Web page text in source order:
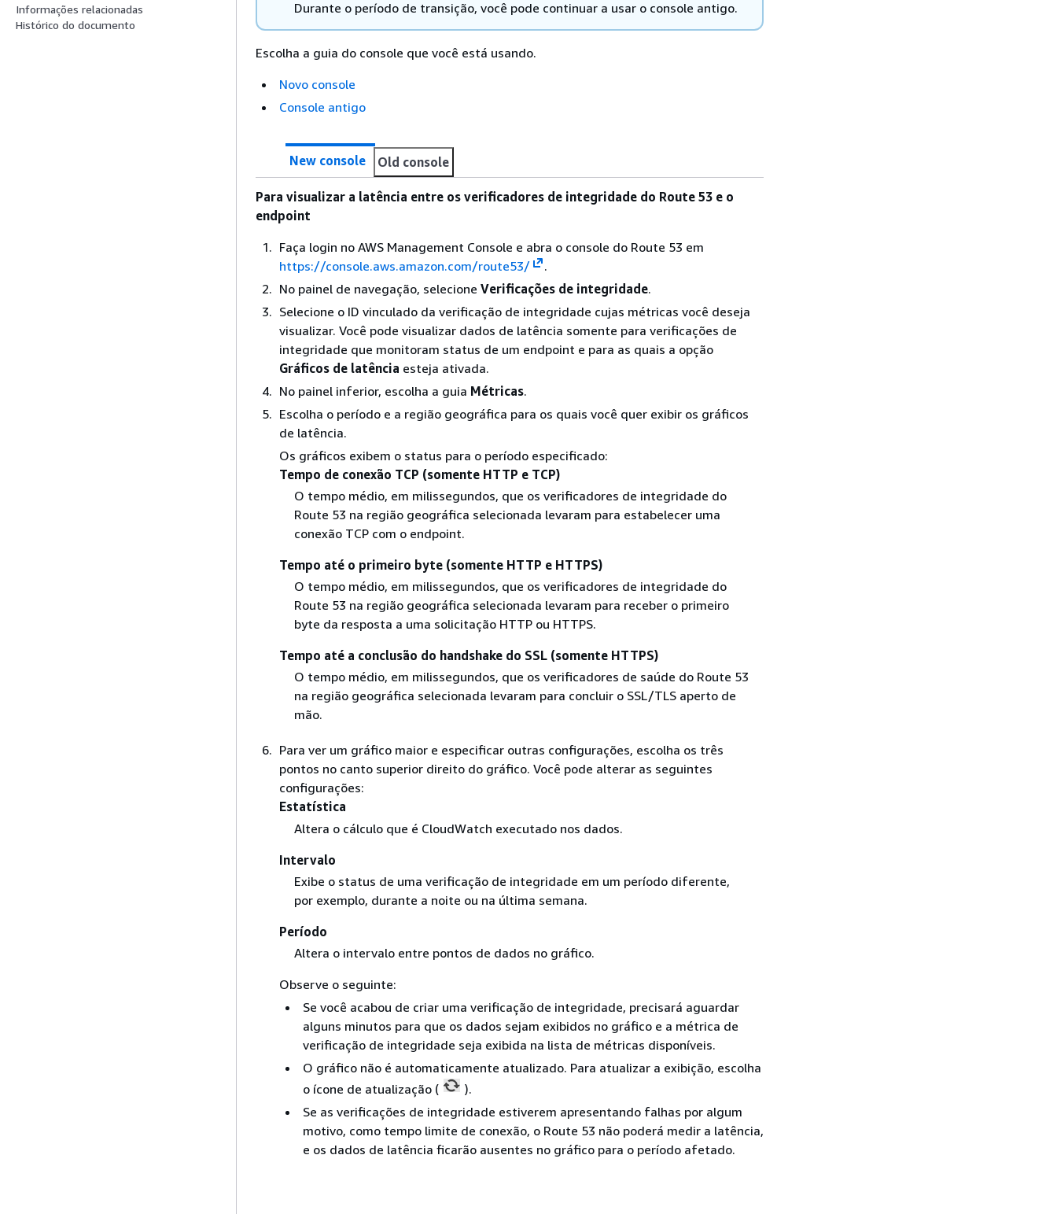
Informações relacionadas
Histórico do documento
Durante o período de transição, você pode continuar a usar o console antigo.
Escolha a guia do console que você está usando.
Novo console
Console antigo
New console Old console
Para visualizar a latência entre os verificadores de integridade do Route 53 e o
endpoint
Faça login no AWS Management Console e abra o console do Route 53 em
https://console.aws.amazon.com/route53/
.
No painel de navegação, selecione Verificações de integridade.
Selecione o ID vinculado da verificação de integridade cujas métricas você deseja
visualizar. Você pode visualizar dados de latência somente para verificações de
integridade que monitoram status de um endpoint e para as quais a opção
Gráficos de latência esteja ativada.
No painel inferior, escolha a guia Métricas.
Escolha o período e a região geográfica para os quais você quer exibir os gráficos
de latência.
Os gráficos exibem o status para o período especificado:
Tempo de conexão TCP (somente HTTP e TCP)
O tempo médio, em milissegundos, que os verificadores de integridade do
Route 53 na região geográfica selecionada levaram para estabelecer uma
conexão TCP com o endpoint.
Tempo até o primeiro byte (somente HTTP e HTTPS)
O tempo médio, em milissegundos, que os verificadores de integridade do
Route 53 na região geográfica selecionada levaram para receber o primeiro
byte da resposta a uma solicitação HTTP ou HTTPS.
Tempo até a conclusão do handshake do SSL (somente HTTPS)
O tempo médio, em milissegundos, que os verificadores de saúde do Route 53
na região geográfica selecionada levaram para concluir o SSL/TLS aperto de
mão.
Para ver um gráfico maior e especificar outras configurações, escolha os três
pontos no canto superior direito do gráfico. Você pode alterar as seguintes
configurações:
Estatística
Altera o cálculo que é CloudWatch executado nos dados.
Intervalo
Exibe o status de uma verificação de integridade em um período diferente,
por exemplo, durante a noite ou na última semana.
Período
Altera o intervalo entre pontos de dados no gráfico.
Observe o seguinte:
Se você acabou de criar uma verificação de integridade, precisará aguardar
alguns minutos para que os dados sejam exibidos no gráfico e a métrica de
verificação de integridade seja exibida na lista de métricas disponíveis.
O gráfico não é automaticamente atualizado. Para atualizar a exibição, escolha
o ícone de atualização (
).
Se as verificações de integridade estiverem apresentando falhas por algum
motivo, como tempo limite de conexão, o Route 53 não poderá medir a latência,
e os dados de latência ficarão ausentes no gráfico para o período afetado.